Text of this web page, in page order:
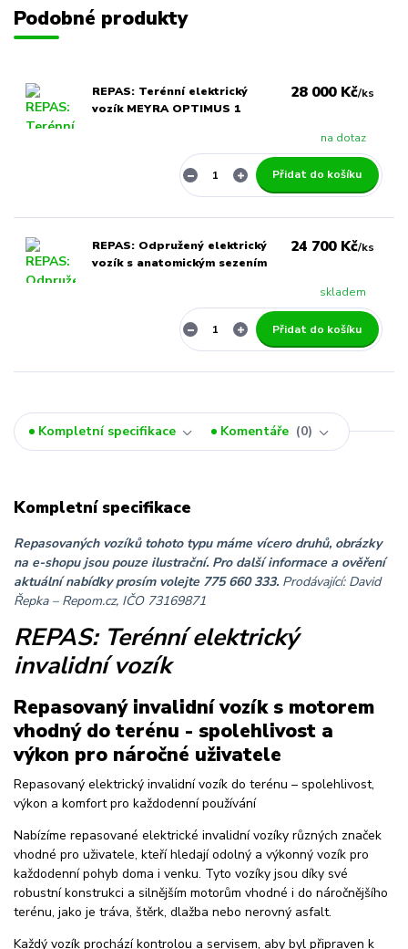
Podobné produkty
REPAS: Terénní elektrický
vozík MEYRA OPTIMUS 1
28 000 Kč/ks
na dotaz
Přidat do košíku
REPAS: Odpružený elektrický
vozík s anatomickým sezením
24 700 Kč/ks
skladem
Přidat do košíku
Kompletní specifikace Komentáře 0
Kompletní specifikace
Repasovaných vozíků tohoto typu máme vícero druhů, obrázky
na e-shopu jsou pouze ilustrační. Pro další informace a ověření
aktuální nabídky prosím volejte 775 660 333. Prodávající: David
Řepka – Repom.cz, IČO 73169871
REPAS: Terénní elektrický
invalidní vozík
Repasovaný invalidní vozík s motorem
vhodný do terénu - spolehlivost a
výkon pro náročné uživatele
Repasovaný elektrický invalidní vozík do terénu – spolehlivost,
výkon a komfort pro každodenní používání
Nabízíme repasované elektrické invalidní vozíky různých značek
vhodné pro uživatele, kteří hledají odolný a výkonný vozík pro
každodenní pohyb doma i venku. Tyto vozíky jsou díky své
robustní konstrukci a silnějším motorům vhodné i do náročnějšího
terénu, jako je tráva, štěrk, dlažba nebo nerovný asfalt.
Každý vozík prochází kontrolou a servisem, aby byl připraven k